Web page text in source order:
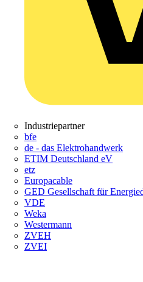
Industriepartner
bfe
de - das Elektrohandwerk
ETIM Deutschland eV
etz
Europacable
GED Gesellschaft für
VDE
Weka
Westermann
ZVEH
ZVEI